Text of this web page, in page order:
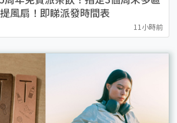
風扇！即睇派發時間表
11小時前